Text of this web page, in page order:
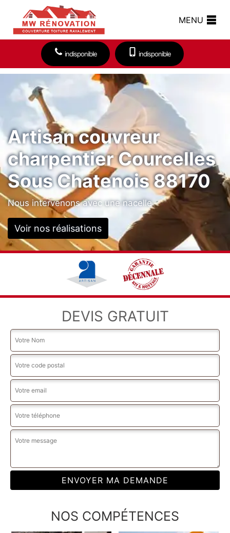
MENU
indisponible indisponible
Artisan couvreur
charpentier Courcelles
Sous Chatenois 88170
Nous intervenons avec une nacelle
Voir nos réalisations
DEVIS GRATUIT
NOS COMPÉTENCES